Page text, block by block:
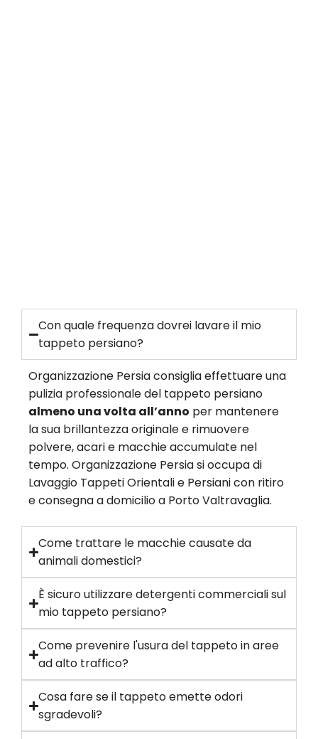
Con quale frequenza dovrei lavare il mio
tappeto persiano?
Organizzazione Persia consiglia effettuare una
pulizia professionale del tappeto persiano
almeno una volta all’anno per mantenere
la sua brillantezza originale e rimuovere
polvere, acari e macchie accumulate nel
tempo. Organizzazione Persia si occupa di
Lavaggio Tappeti Orientali e Persiani con ritiro
e consegna a domicilio a Porto Valtravaglia.
Come trattare le macchie causate da
animali domestici?
È sicuro utilizzare detergenti commerciali sul
mio tappeto persiano?
Come prevenire l'usura del tappeto in aree
ad alto traffico?
Cosa fare se il tappeto emette odori
sgradevoli?